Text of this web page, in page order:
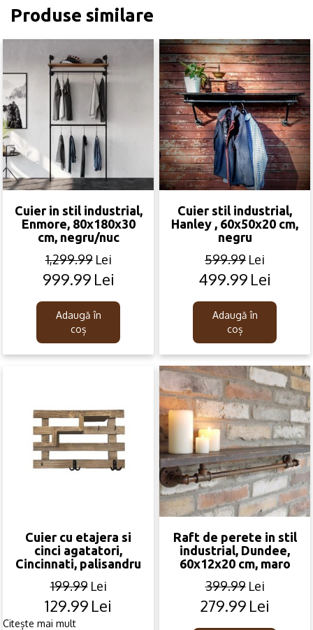
Produse similare
Cuier in stil industrial,
Enmore, 80x180x30
cm, negru/nuc
1,299.99 Lei
Original
was:
1,299.99lei.
999.99 Lei
Current
is:
999.99lei.
Adaugă în
coș
Cuier stil industrial,
Hanley , 60x50x20 cm,
negru
599.99 Lei
Original
was:
599.99lei.
499.99 Lei
Current
is:
499.99lei.
Adaugă în
coș
Cuier cu etajera si
cinci agatatori,
Cincinnati, palisandru
199.99 Lei
Original
129.99 Lei
Current
Citește mai mult
Raft de perete in stil
industrial, Dundee,
60x12x20 cm, maro
399.99 Lei
Original
279.99 Lei
Current